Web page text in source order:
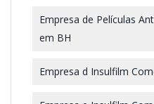
Empresa de Películas
em BH
Empresa d Insulfilm